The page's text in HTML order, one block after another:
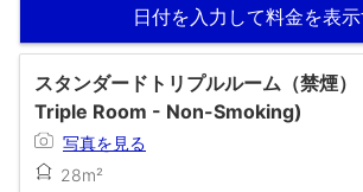
日付を入力して料金を表
スタンダードトリプルルーム（禁煙
Triple Room - Non-Smoking)
写真を見る
28m²